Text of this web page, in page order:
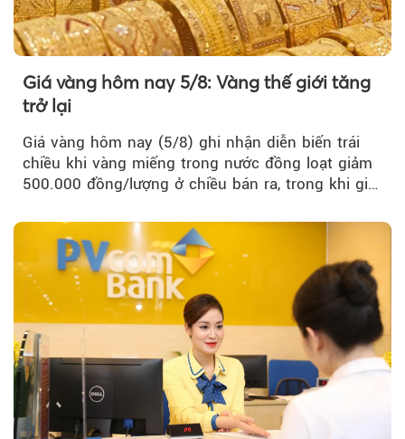
Giá vàng hôm nay 5/8: Vàng thế giới tăng
trở lại
Giá vàng hôm nay (5/8) ghi nhận diễn biến trái
chiều khi vàng miếng trong nước đồng loạt giảm
500.000 đồng/lượng ở chiều bán ra, trong khi giá
thương hiệu.